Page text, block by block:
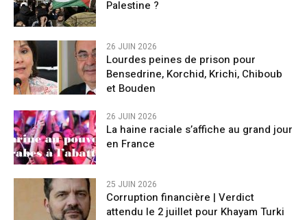
Palestine ?
26 JUIN 2026
Lourdes peines de prison pour
Bensedrine, Korchid, Krichi, Chiboub
et Bouden
26 JUIN 2026
La haine raciale s’affiche au grand jour
en France
25 JUIN 2026
Corruption financière | Verdict
attendu le 2 juillet pour Khayam Turki